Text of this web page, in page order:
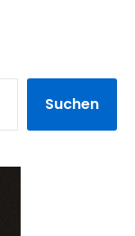
Suchen